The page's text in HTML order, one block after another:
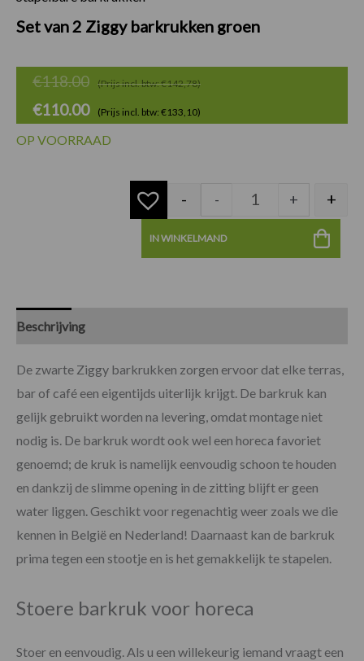
Set van 2 Ziggy barkrukken groen
€118.00 (Prijs incl. btw: €142,78)
€110.00 (Prijs incl. btw: €133,10)
OP VOORRAAD
- - + +
IN WINKELMAND
Beschrijving
De zwarte Ziggy barkrukken zorgen ervoor dat elke terras,
bar of café een eigentijds uiterlijk krijgt. De barkruk kan
gelijk gebruikt worden na levering, omdat montage niet
nodig is. De barkruk wordt ook wel een horeca favoriet
genoemd; de kruk is namelijk eenvoudig schoon te houden
en dankzij de slimme opening in de zitting blijft er geen
water liggen. Geschikt voor regenachtig weer zoals we die
kennen in België en Nederland! Daarnaast kan de barkruk
prima tegen een stootje en is het gemakkelijk te stapelen.
Stoere barkruk voor horeca
Stoer en eenvoudig. Als u een willekeurig iemand vraagt een